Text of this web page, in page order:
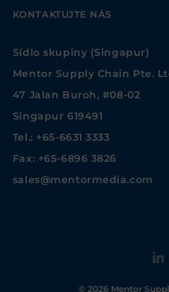
KONTAKTUJTE NÁS
Sídlo skupiny (Singapur)
Mentor Supply Chain Pte.
47 Jalan Buroh, #08-02
Singapur 619491
Tel.: +65-6631 3333
Fax: +65-6896 3826
sales@mentormedia.com
© 2026 Mentor